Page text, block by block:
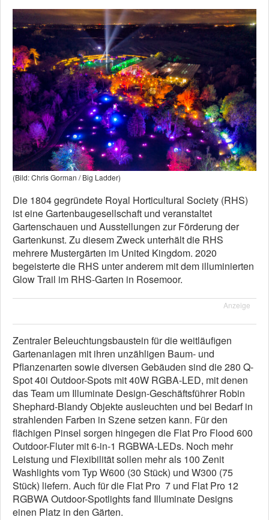
(Bild: Chris Gorman / Big Ladder)
Die 1804 gegründete Royal Horticultural Society (RHS)
ist eine Gartenbaugesellschaft und veranstaltet
Gartenschauen und Ausstellungen zur Förderung der
Gartenkunst. Zu diesem Zweck unterhält die RHS
mehrere Mustergärten im United Kingdom. 2020
begeisterte die RHS unter anderem mit dem illuminierten
Glow Trail im RHS-Garten in Rosemoor.
Anzeige
Zentraler Beleuchtungsbaustein für die weitläufigen
Gartenanlagen mit ihren unzähligen Baum- und
Pflanzenarten sowie diversen Gebäuden sind die 280 Q-
Spot 40i Outdoor-Spots mit 40W RGBA-LED, mit denen
das Team um Illuminate Design-Geschäftsführer Robin
Shephard-Blandy Objekte ausleuchten und bei Bedarf in
strahlenden Farben in Szene setzen kann. Für den
flächigen Pinsel sorgen hingegen die Flat Pro Flood 600
Outdoor-Fluter mit 6-in-1 RGBWA-LEDs. Noch mehr
Leistung und Flexibilität sollen mehr als 100 Zenit
Washlights vom Typ W600 (30 Stück) und W300 (75
Stück) liefern. Auch für die Flat Pro 7 und Flat Pro 12
RGBWA Outdoor-Spotlights fand Illuminate Designs
einen Platz in den Gärten.